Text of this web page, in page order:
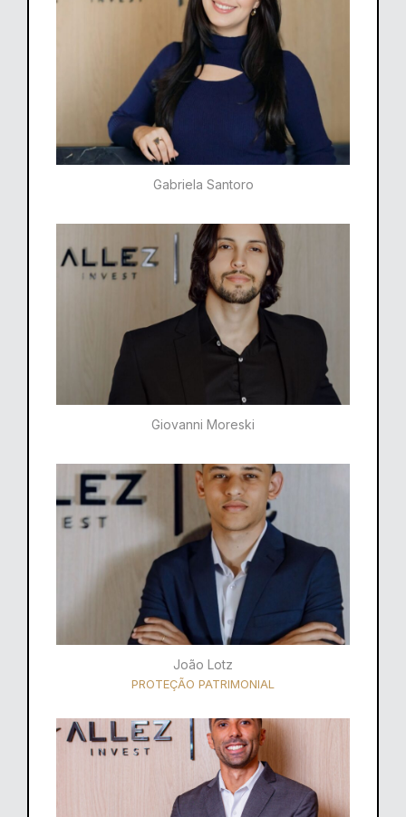
Gabriela Santoro​
Giovanni Moreski
João Lotz
PROTEÇÃO PATRIMONIAL